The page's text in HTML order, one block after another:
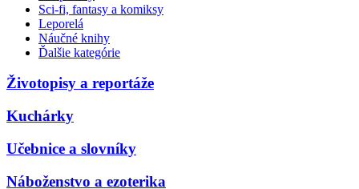
Sci-fi, fantasy a komiksy
Leporelá
Náučné knihy
Ďalšie kategórie
Životopisy a reportáže
Kuchárky
Učebnice a slovníky
Náboženstvo a ezoterika